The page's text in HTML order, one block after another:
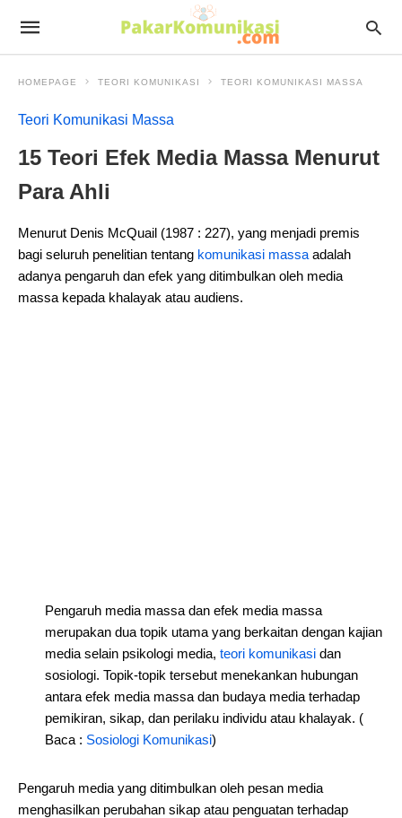
HOMEPAGE TEORI KOMUNIKASI TEORI KOMUNIKASI MASSA
Teori Komunikasi Massa
15 Teori Efek Media Massa Menurut
Para Ahli
Menurut Denis McQuail (1987 : 227), yang menjadi premis
bagi seluruh penelitian tentang komunikasi massa adalah
adanya pengaruh dan efek yang ditimbulkan oleh media
massa kepada khalayak atau audiens.
Pengaruh media massa dan efek media massa
merupakan dua topik utama yang berkaitan dengan kajian
media selain psikologi media, teori komunikasi dan
sosiologi. Topik-topik tersebut menekankan hubungan
antara efek media massa dan budaya media terhadap
pemikiran, sikap, dan perilaku individu atau khalayak. (
Baca : Sosiologi Komunikasi)
Pengaruh media yang ditimbulkan oleh pesan media
menghasilkan perubahan sikap atau penguatan terhadap